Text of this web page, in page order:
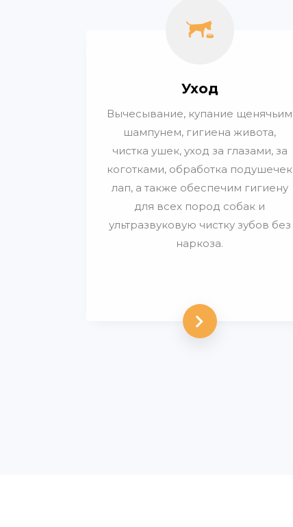
Уход
Вычесывание, купание щенячьим
шампунем, гигиена живота,
чистка ушек, уход за глазами, за
коготками, обработка подушечек
лап, а также обеспечим гигиену
для всех пород собак и
ультразвуковую чистку зубов без
наркоза.